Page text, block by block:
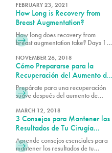
cuerpo ligeramente elevada.
Contacta a PURE Plastic Surgery
para programar una consulta en
Miami hoy mismo.
FEBRUARY 23, 2021
How Long is Recovery from
Breast Augmentation?
How long does recovery from
breast augmentation take? Days 1-5
most uncomfortable. Schedule a
consultation with PURE Plastic
Surgery in Miami today!
NOVEMBER 26, 2018
Cómo Prepararse para la
Recuperación del Aumento de
Senos
Prepárate para una recuperación
suave después del aumento de
esenciales. Aprende cómo
prepararte, manejar las molestias y
promover una sanación óptima.
MARCH 12, 2018
3 Consejos para Mantener los
Resultados de Tu Cirugía
Plástica
Aprende consejos esenciales para
mantener los resultados de tu